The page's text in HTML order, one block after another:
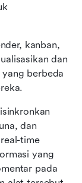
kanban,
dan
berbeda
dan
time
yang
pada